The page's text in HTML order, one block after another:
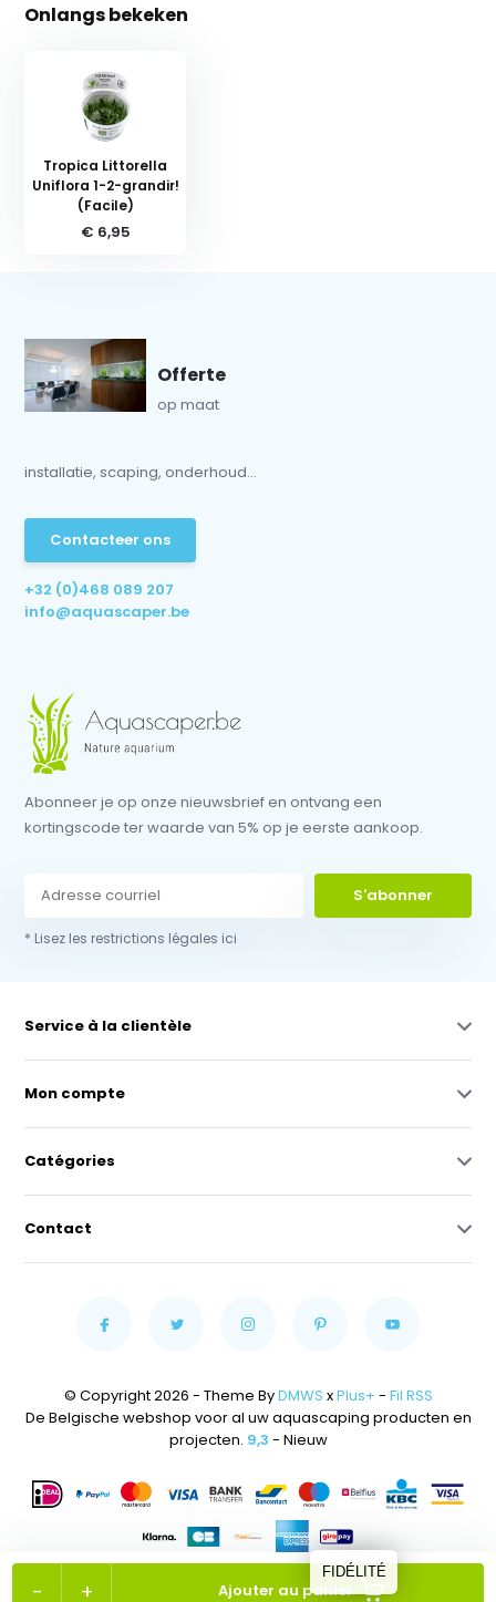
+
- Ajouter au panier
Onlangs bekeken
Tropica Littorella
Uniflora 1-2-grandir!
(Facile)
€ 6,95
Offerte
op maat
installatie, scaping, onderhoud...
Contacteer ons
+32 (0)468 089 207
info@aquascaper.be
Abonneer je op onze nieuwsbrief en ontvang een
kortingscode ter waarde van 5% op je eerste aankoop.
S'abonner
* Lisez les restrictions légales ici
Service à la clientèle
Mon compte
Catégories
Contact
© Copyright 2026 - Theme ByDMWS xPlus+ - Fil RSS
De Belgische webshop voor al uw aquascaping producten en
projecten. 9,3 - Nieuw
FIDÉLITÉ